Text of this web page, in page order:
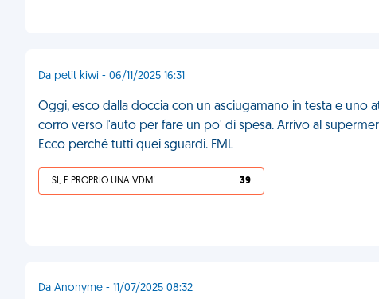
Da petit kiwi - 06/11/2025 16:31
Oggi, esco dalla doccia con un asciugamano in testa e uno
corro verso l'auto per fare un po' di spesa. Arrivo al
Ecco perché tutti quei sguardi. FML
SÌ, È PROPRIO UNA VDM! 39
Da Anonyme - 11/07/2025 08:32